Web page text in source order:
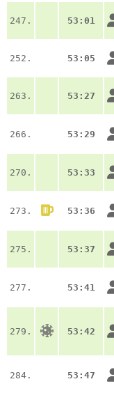
247. 53:01
252. 53:05
263. 53:27
266. 53:29
270. 53:33
273. 53:36
275. 53:37
277. 53:41
279. 53:42
284. 53:47